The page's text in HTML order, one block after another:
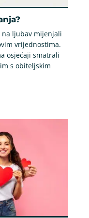
na ljubav mijenjali
vrijednostima.
osjećaji smatrali
s obiteljskim